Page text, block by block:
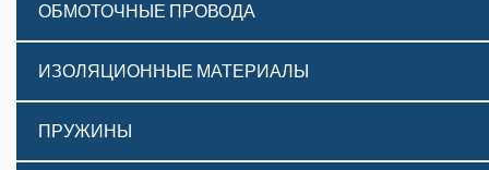
ОБМОТОЧНЫЕ ПРОВОДА
ИЗОЛЯЦИОННЫЕ МАТЕРИАЛЫ
ПРУЖИНЫ